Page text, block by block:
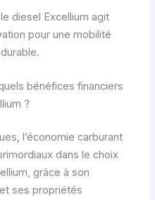
diesel Excellium agit
pour une mobilité
bénéfices financiers
?
l’économie carburant
dans le choix
grâce à son
ses propriétés